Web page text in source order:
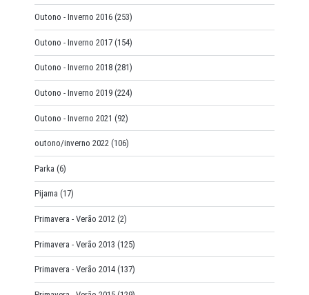
Outono - Inverno 2016 (253)
Outono - Inverno 2017 (154)
Outono - Inverno 2018 (281)
Outono - Inverno 2019 (224)
Outono - Inverno 2021 (92)
outono/inverno 2022 (106)
Parka (6)
Pijama (17)
Primavera - Verão 2012 (2)
Primavera - Verão 2013 (125)
Primavera - Verão 2014 (137)